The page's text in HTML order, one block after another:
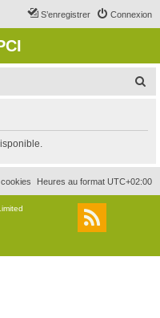
Connexion
S’enregistrer
r
c
r
Heures au format UTC+02:00